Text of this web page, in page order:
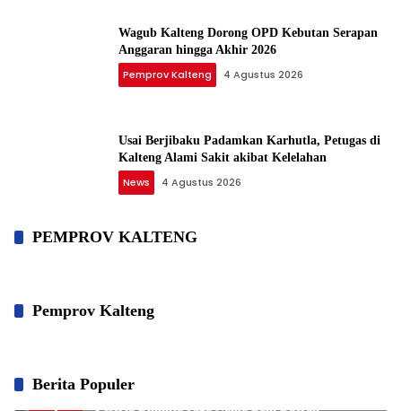
Wagub Kalteng Dorong OPD Kebutan Serapan
Anggaran hingga Akhir 2026
Pemprov Kalteng 4 Agustus 2026
Usai Berjibaku Padamkan Karhutla, Petugas di
Kalteng Alami Sakit akibat Kelelahan
News 4 Agustus 2026
PEMPROV KALTENG
Pemprov Kalteng
Berita Populer
1
Bupati Kapuas Lepas Kontingen Jamnas XII,
Peserta Diminta Jaga Nama Baik Daerah